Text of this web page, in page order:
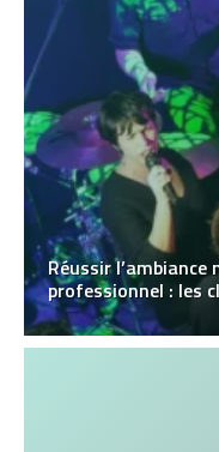
Réussir l’ambiance
professionnel : les